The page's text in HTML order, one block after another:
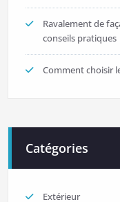
Ravalement de
conseils pratiques
Comment choisir
Catégories
Extérieur